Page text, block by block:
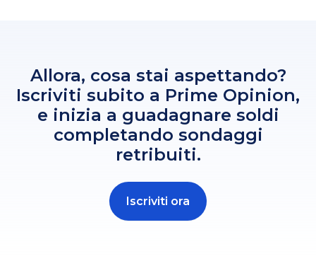
Allora, cosa stai aspettando?
Iscriviti subito a Prime Opinion,
e inizia a guadagnare soldi
completando sondaggi
retribuiti.
Iscriviti ora